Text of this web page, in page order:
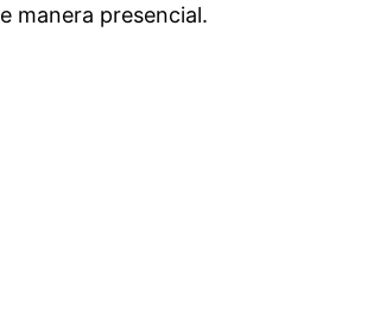
manera presencial.